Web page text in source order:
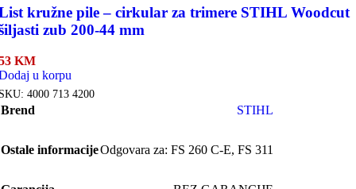
kružne pile – cirkular za trimere STIHL Woodcut
zub 200-44 mm
KM
u korpu
4000 713 4200
Brend STIHL
Ostale informacijeOdgovara za: FS 260 C-E, FS 311